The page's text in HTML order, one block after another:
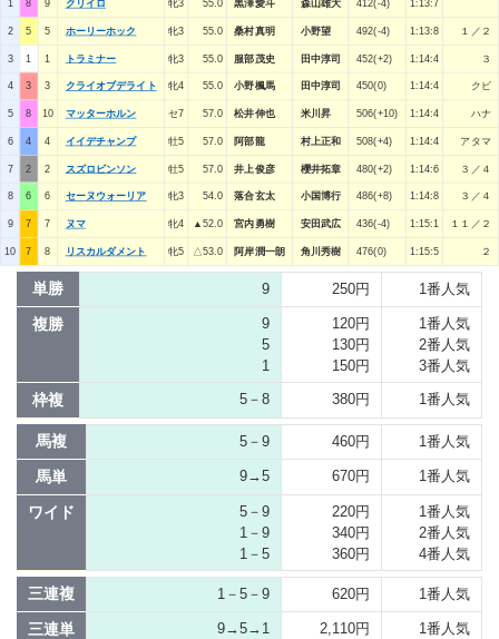
1 8 9 クリイロ 牝3 55.0 黒澤愛斗 森山雄大 412(-4) 1:13:7
2 5 5 ホーリーホック 牝3 55.0 桑村真明 小野望 492(-4) 1:13:8 １／２
3 1 1 トラミナー 牝3 55.0 服部茂史 田中淳司 452(+2) 1:14:4 ３
4 3 3 クライオブデライト 牝4 55.0 小野楓馬 田中淳司 450(0) 1:14:4 クビ
5 8 10 マッターホルン セ7 57.0 松井伸也 米川昇 506(+10) 1:14:4 ハナ
6 4 4 イイデチャンプ 牡5 57.0 阿部龍 村上正和 508(+4) 1:14:4 アタマ
7 2 2 スズロビンソン 牡5 57.0 井上俊彦 櫻井拓章 480(+2) 1:14:6 ３／４
8 6 6 セーヌウォーリア 牝3 54.0 落合玄太 小国博行 486(+8) 1:14:8 ３／４
9 7 7 ヌマ 牝4 ▲52.0 宮内勇樹 安田武広 436(-4) 1:15:1 １１／２
10 7 8 リスカルダメント 牝5 △53.0 阿岸潤一朗 角川秀樹 476(0) 1:15:5 ２
単勝 9 250円 1番人気
複勝
9
5
1
120円
130円
150円
1番人気
2番人気
3番人気
枠複 5－8 380円 1番人気
馬複 5－9 460円 1番人気
馬単 9→5 670円 1番人気
ワイド
5－9
1－9
1－5
220円
340円
360円
1番人気
2番人気
4番人気
三連複 1－5－9 620円 1番人気
三連単 9→5→1 2,110円 1番人気